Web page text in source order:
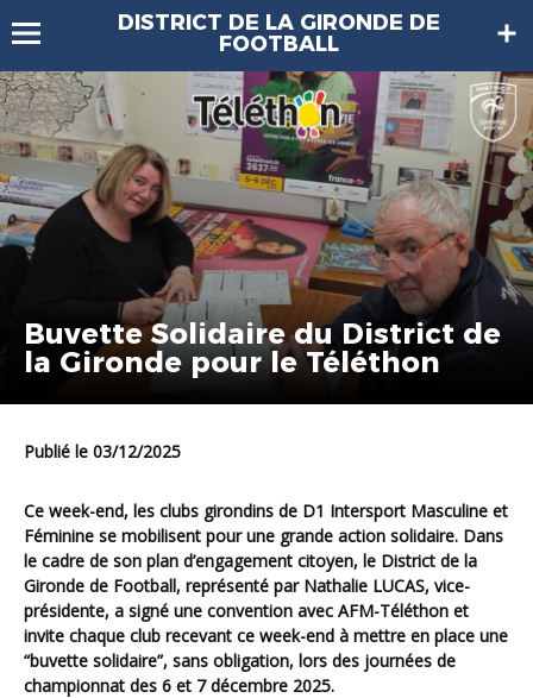
DISTRICT DE LA GIRONDE DE
FOOTBALL
Buvette Solidaire du District de
la Gironde pour le Téléthon
Publié le 03/12/2025
Ce week-end, les clubs girondins de D1 Intersport Masculine et
Féminine se mobilisent pour une grande action solidaire. Dans
le cadre de son plan d’engagement citoyen, le District de la
Gironde de Football, représenté par Nathalie LUCAS, vice-
présidente, a signé une convention avec AFM-Téléthon et
invite chaque club recevant ce week-end à mettre en place une
“buvette solidaire”, sans obligation, lors des journées de
championnat des 6 et 7 décembre 2025.